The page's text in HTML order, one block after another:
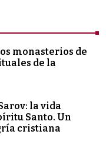
monasterios de
de la
la vida
Santo. Un
cristiana